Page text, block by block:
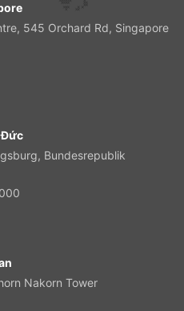
545 Orchard Rd, Singapore
Đức
Bundesrepublik
Nakorn Tower